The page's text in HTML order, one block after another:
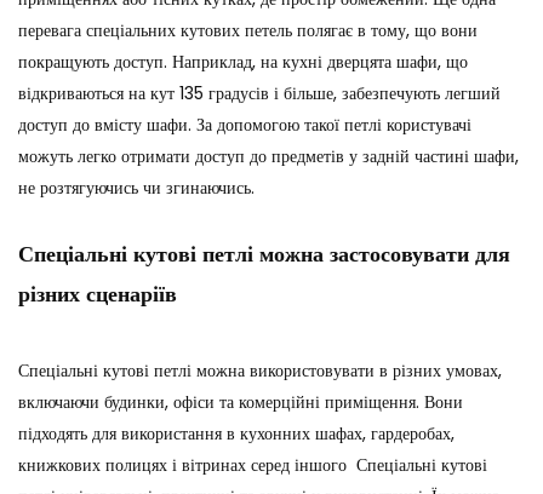
перевага спеціальних кутових петель полягає в тому, що вони
покращують доступ. Наприклад, на кухні дверцята шафи, що
відкриваються на кут 135 градусів і більше, забезпечують легший
доступ до вмісту шафи. За допомогою такої петлі користувачі
можуть легко отримати доступ до предметів у задній частині шафи,
не розтягуючись чи згинаючись.
Спеціальні кутові петлі можна застосовувати для
різних сценаріїв
Спеціальні кутові петлі можна використовувати в різних умовах,
включаючи будинки, офіси та комерційні приміщення. Вони
підходять для використання в кухонних шафах, гардеробах,
книжкових полицях і вітринах серед іншого Спеціальні кутові